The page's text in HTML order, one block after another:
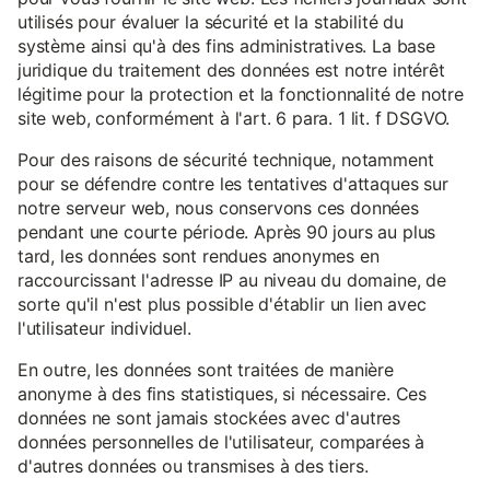
utilisés pour évaluer la sécurité et la stabilité du
système ainsi qu'à des fins administratives. La base
juridique du traitement des données est notre intérêt
légitime pour la protection et la fonctionnalité de notre
site web, conformément à l'art. 6 para. 1 lit. f DSGVO.
Pour des raisons de sécurité technique, notamment
pour se défendre contre les tentatives d'attaques sur
notre serveur web, nous conservons ces données
pendant une courte période. Après 90 jours au plus
tard, les données sont rendues anonymes en
raccourcissant l'adresse IP au niveau du domaine, de
sorte qu'il n'est plus possible d'établir un lien avec
l'utilisateur individuel.
En outre, les données sont traitées de manière
anonyme à des fins statistiques, si nécessaire. Ces
données ne sont jamais stockées avec d'autres
données personnelles de l'utilisateur, comparées à
d'autres données ou transmises à des tiers.